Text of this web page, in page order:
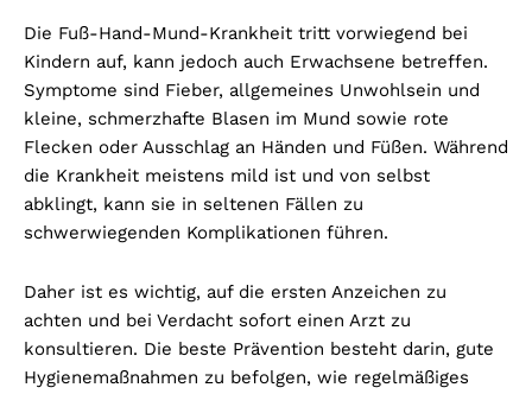
Die Fuß-Hand-Mund-Krankheit tritt vorwiegend bei
Kindern auf, kann jedoch auch Erwachsene betreffen.
Symptome sind Fieber, allgemeines Unwohlsein und
kleine, schmerzhafte Blasen im Mund sowie rote
Flecken oder Ausschlag an Händen und Füßen. Während
die Krankheit meistens mild ist und von selbst
abklingt, kann sie in seltenen Fällen zu
schwerwiegenden Komplikationen führen.
Daher ist es wichtig, auf die ersten Anzeichen zu
achten und bei Verdacht sofort einen Arzt zu
konsultieren. Die beste Prävention besteht darin, gute
Hygienemaßnahmen zu befolgen, wie regelmäßiges